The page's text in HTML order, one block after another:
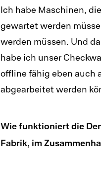
Ich habe Maschinen,
gewartet werden
werden müssen. Und
habe ich unser
offline fähig eben auch
abgearbeitet werden
Wie funktioniert die
Fabrik, im